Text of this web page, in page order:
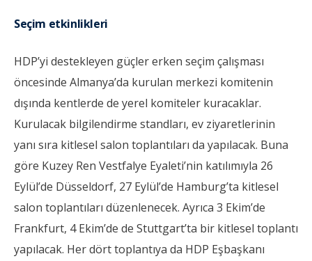
Seçim etkinlikleri
HDP’yi destekleyen güçler erken seçim çalışması
öncesinde Almanya’da kurulan merkezi komitenin
dışında kentlerde de yerel komiteler kuracaklar.
Kurulacak bilgilendirme standları, ev ziyaretlerinin
yanı sıra kitlesel salon toplantıları da yapılacak. Buna
göre Kuzey Ren Vestfalye Eyaleti’nin katılımıyla 26
Eylül’de Düsseldorf, 27 Eylül’de Hamburg’ta kitlesel
salon toplantıları düzenlenecek. Ayrıca 3 Ekim’de
Frankfurt, 4 Ekim’de de Stuttgart’ta bir kitlesel toplantı
yapılacak. Her dört toplantıya da HDP Eşbaşkanı